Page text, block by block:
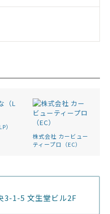
）
株式会社 カービュー
ティープロ（EC）
3-1-5 文生堂ビル2F